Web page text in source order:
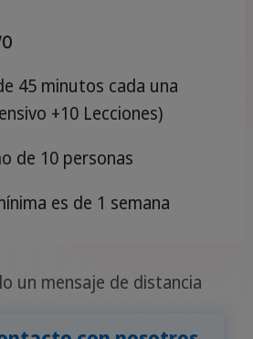
45 minutos cada una
+10 Lecciones)
de 10 personas
es de 1 semana
un mensaje de distancia